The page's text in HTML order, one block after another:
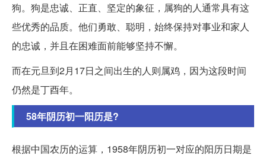
狗。狗是忠诚、正直、坚定的象征，属狗的人通常具有这
些优秀的品质。他们勇敢、聪明，始终保持对事业和家人
的忠诚，并且在困难面前能够坚持不懈。
而在元旦到2月17日之间出生的人则属鸡，因为这段时间
仍然是丁酉年。
58年阴历初一阳历是?
根据中国农历的运算，1958年阴历初一对应的阳历日期是